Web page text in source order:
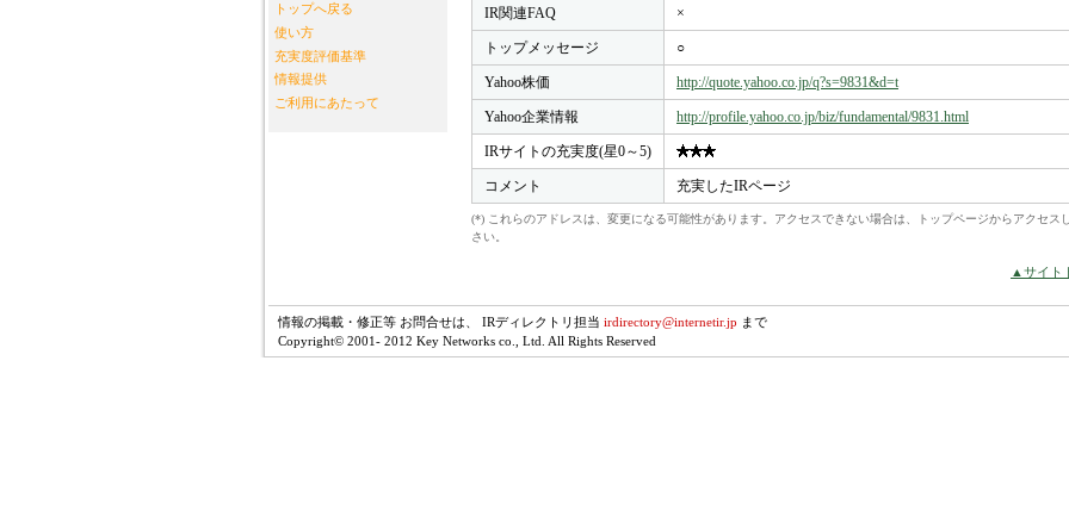
トップへ戻る
使い方
充実度評価基準
情報提供
ご利用にあたって
IR関連FAQ ×
トップメッセージ ○
Yahoo株価 http://quote.yahoo.co.jp/q?s=9831&d=t
Yahoo企業情報 http://profile.yahoo.co.jp/biz/fundamental/9831.html
IRサイトの充実度(星0～5)
コメント 充実したIRページ
(*) これらのアドレスは、変更になる可能性があります。アクセスできない場合は、トップページからアクセス
さい。
▲サイト
情報の掲載・修正等 お問合せは、 IRディレクトリ担当 irdirectory@internetir.jp まで
Copyright© 2001- 2012 Key Networks co., Ltd. All Rights Reserved